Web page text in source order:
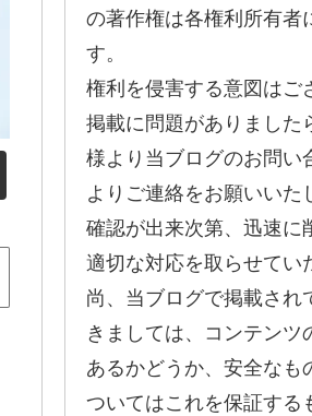
の著作権は各権利所有者
す。
権利を侵害する意図はご
掲載に問題がありました
様より当ブログのお問い
よりご連絡をお願いいた
確認が出来次第、迅速に
適切な対応を取らせてい
尚、当ブログで掲載され
きましては、コンテンツ
あるかどうか、安全なも
ついてはこれを保証する